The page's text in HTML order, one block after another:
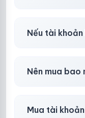
ưu tiên chất
Nếu tài
trợ đổi mới
Nên mua bao
phòng.
Mua tài